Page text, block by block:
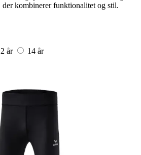
kombinerer funktionalitet og stil.
år
14 år